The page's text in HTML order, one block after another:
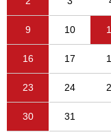
9 10
16 17
23 24
30 31